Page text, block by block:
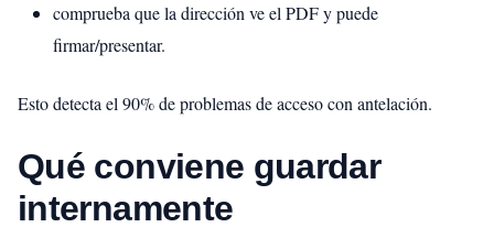
comprueba que la dirección ve el PDF y puede
firmar/presentar.
Esto detecta el 90% de problemas de acceso con antelación.
Qué conviene guardar
internamente